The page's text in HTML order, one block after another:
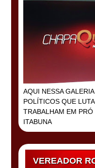
AQUI NESSA
POLÍTICOS QUE
TRABALHAM EM
ITABUNA
VEREADOR